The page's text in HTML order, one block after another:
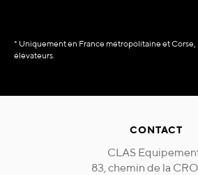
* Uniquement en France métropolitaine et
élévateurs.
CONTACT
CLAS
83, chemin de la